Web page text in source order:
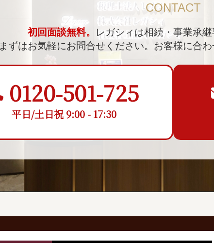
CONTACT
初回面談無料。
レガシィは相続・事業承
まずはお気軽にお問合せください。 お客様に合
0120-501-725
平日/土日祝 9:00 - 17:30